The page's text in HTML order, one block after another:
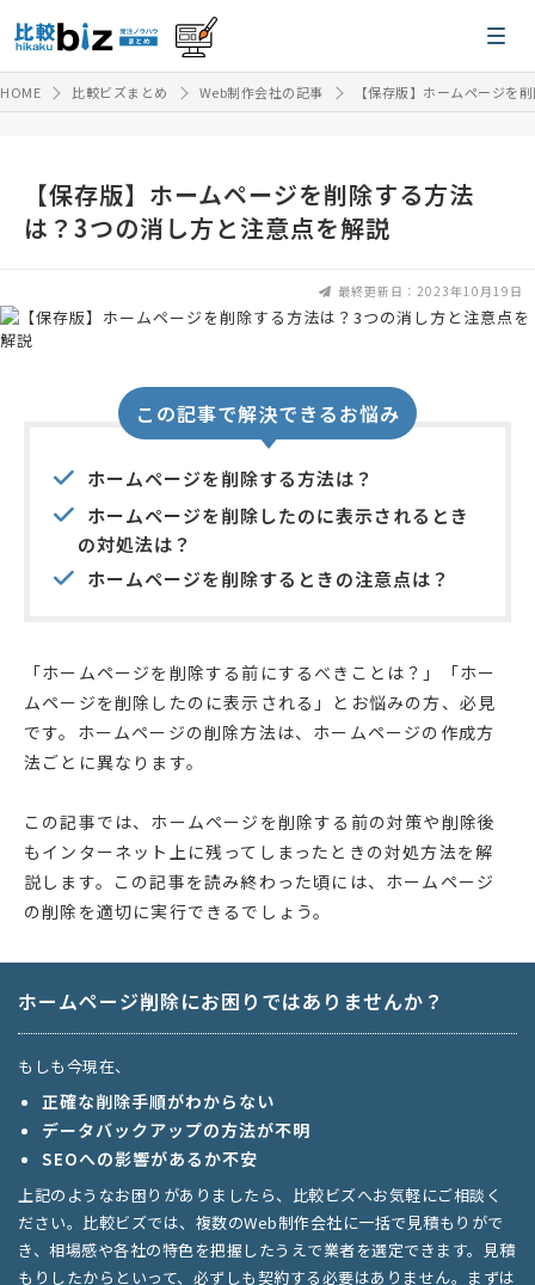
HOME 比較ビズまとめ Web制作会社の記事 【保存版】ホームページを
【保存版】ホームページを削除する方法
は？3つの消し方と注意点を解説
最終更新日：2023年10月19日
この記事で解決できるお悩み
ホームページを削除する方法は？
ホームページを削除したのに表示されるとき
の対処法は？
ホームページを削除するときの注意点は？
「ホームページを削除する前にするべきことは？」「ホー
ムページを削除したのに表示される」とお悩みの方、必見
です。ホームページの削除方法は、ホームページの作成方
法ごとに異なります。
この記事では、ホームページを削除する前の対策や削除後
もインターネット上に残ってしまったときの対処方法を解
説します。この記事を読み終わった頃には、ホームページ
の削除を適切に実行できるでしょう。
ホームページ削除にお困りではありませんか？
もしも今現在、
正確な削除手順がわからない
データバックアップの方法が不明
SEOへの影響があるか不安
上記のようなお困りがありましたら、比較ビズへお気軽にご相談く
ださい。比較ビズでは、複数のWeb制作会社に一括で見積もりがで
き、相場感や各社の特色を把握したうえで業者を選定できます。見積
もりしたからといって、必ずしも契約する必要はありません。まずは